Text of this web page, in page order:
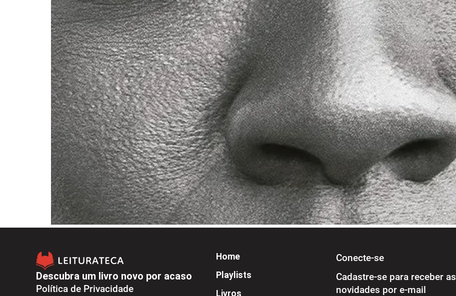
Descubra um livro novo por acaso
Política de Privacidade
Home
Playlists
Livros
Conecte-se
Cadastre-se para receber as
novidades por e-mail